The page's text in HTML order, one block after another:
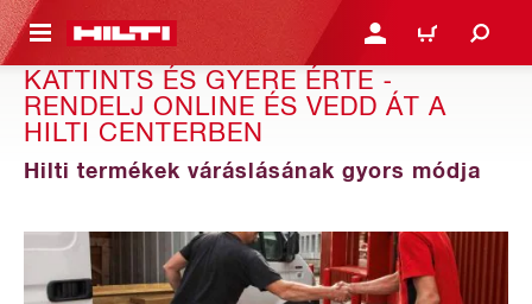
TARTALOMRA BEJELENTKEZÉS VAGY
KOSÁR
KATTINTS ÉS GYERE ÉRTE -
RENDELJ ONLINE ÉS VEDD ÁT A
HILTI CENTERBEN
Hilti termékek váráslásának gyors módja